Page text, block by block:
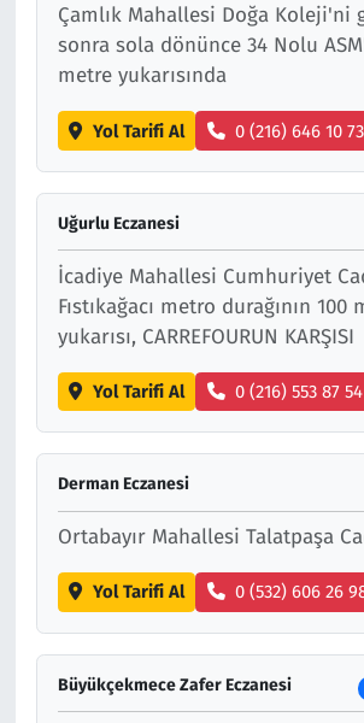
Çamlık Mahallesi Doğa Koleji'ni
sonra sola dönünce 34 Nolu
metre yukarısında
Yol Tarifi Al 0 (216) 646 10 73
Uğurlu Eczanesi
İcadiye Mahallesi Cumhuriyet
Fıstıkağacı metro durağının 100
yukarısı, CARREFOURUN KARŞISI
Yol Tarifi Al 0 (216) 553 87 54
Derman Eczanesi
Ortabayır Mahallesi Talatpaşa
Yol Tarifi Al 0 (532) 606 26
Büyükçekmece Zafer Eczanesi